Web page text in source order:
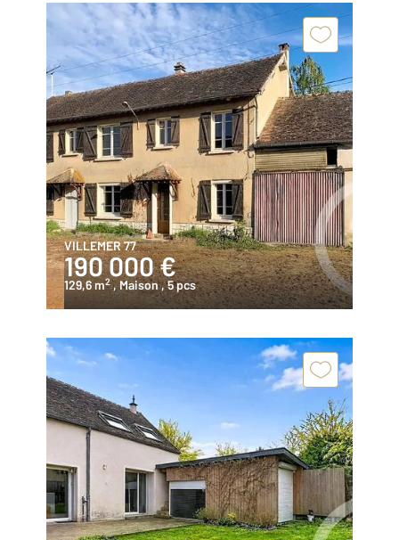
VILLEMER 77
190 000 €
129,6 m2 , Maison, 5 pcs